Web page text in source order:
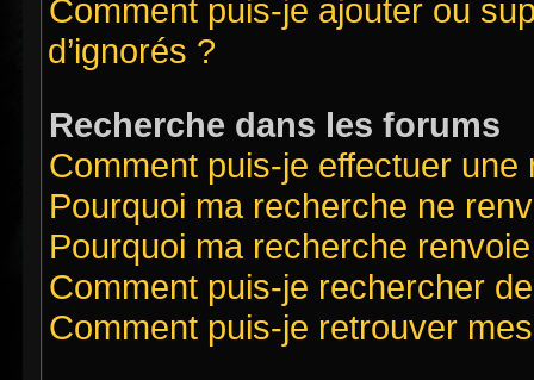
Comment puis-je ajouter ou
d’ignorés ?
Recherche dans les forums
Comment puis-je effectuer
Pourquoi ma recherche ne
Pourquoi ma recherche
Comment puis-je rechercher
Comment puis-je retrouver